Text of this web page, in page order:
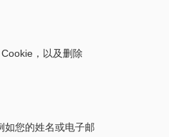
，以及删除
如您的姓名或电子邮